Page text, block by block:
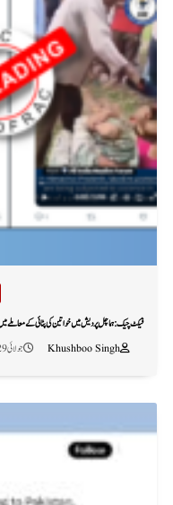
فیکٹ چیک: ہماچل پردیش میں خواتین کی پٹائی کے معاملے میں
Khushboo Singh
جولائی 29, 2026